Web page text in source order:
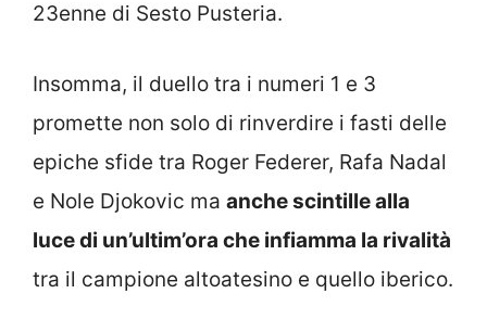
23enne di Sesto Pusteria.
Insomma, il duello tra i numeri 1 e 3
promette non solo di rinverdire i fasti delle
epiche sfide tra Roger Federer, Rafa Nadal
e Nole Djokovic ma anche scintille alla
luce di un’ultim’ora che infiamma la rivalità
tra il campione altoatesino e quello iberico.